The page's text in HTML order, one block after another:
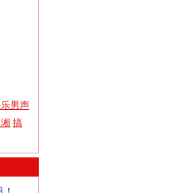
男声
搞